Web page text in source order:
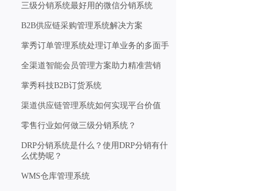
三级分销系统最好用的微信分销系统
B2B供应链采购管理系统解决方案
掌秀订单管理系统处理订单业务的多面手
全渠道智能会员管理方案助力精准营销
掌秀科技B2B订货系统
渠道供应链管理系统如何实现平台价值
零售行业如何做三级分销系统？
DRP分销系统是什么？使用DRP分销有什
么优势呢？
WMS仓库管理系统